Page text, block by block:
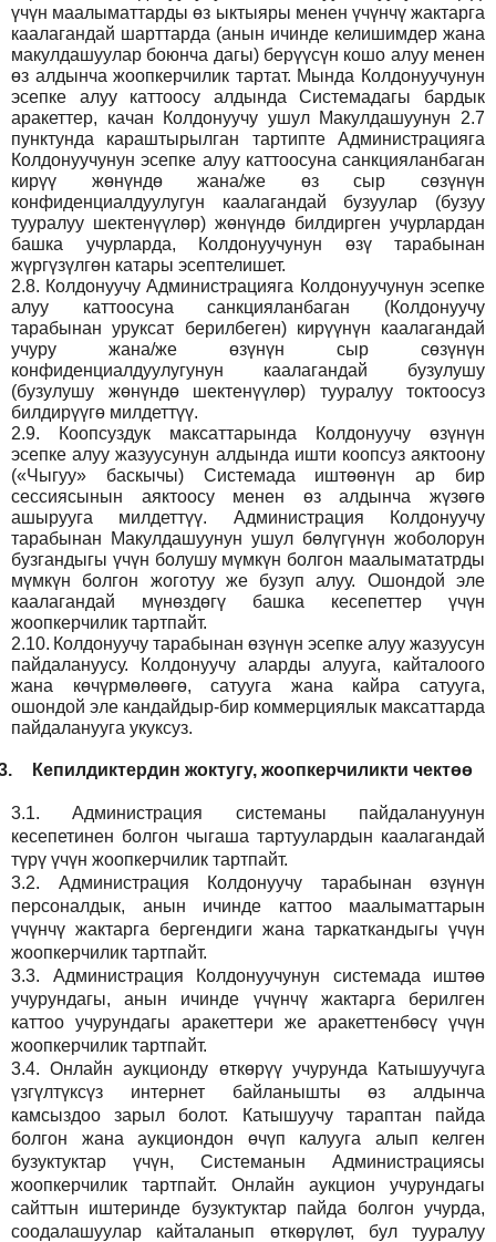
үчүн маалыматтарды өз ыктыяры менен үчүнчү жактарга
каалагандай шарттарда (анын ичинде келишимдер жана
макулдашуулар боюнча дагы) берүүсүн кошо алуу менен
өз алдынча жоопкерчилик тартат. Мында Колдонуучунун
эсепке алуу каттоосу алдында Системадагы бардык
аракеттер, качан Колдонуучу ушул Макулдашуунун 2.7
пунктунда караштырылган тартипте Администрацияга
Колдонуучунун эсепке алуу каттоосуна санкцияланбаган
кирүү жөнүндө жана/же өз сыр сөзүнүн
конфиденциалдуулугун каалагандай бузуулар (бузуу
тууралуу шектенүүлөр) жөнүндө билдирген учурлардан
башка учурларда, Колдонуучунун өзү тарабынан
жүргүзүлгөн катары эсептелишет.
2.8. Колдонуучу Администрацияга Колдонуучунун эсепке
алуу каттоосуна санкцияланбаган (Колдонуучу
тарабынан уруксат берилбеген) кирүүнүн каалагандай
учуру жана/же өзүнүн сыр сөзүнүн
конфиденциалдуулугунун каалагандай бузулушу
(бузулушу жөнүндө шектенүүлөр) тууралуу токтоосуз
билдирүүгө милдеттүү.
2.9.
Коопсуздук максаттарында Колдонуучу өзүнүн
эсепке алуу жазуусунун алдында ишти коопсуз аяктоону
(«Чыгуу» баскычы) Системада иштөөнүн ар бир
сессиясынын аяктоосу менен өз алдынча жүзөгө
ашырууга милдеттүү. Администрация Колдонуучу
тарабынан Макулдашуунун ушул бөлүгүнүн жоболорун
бузгандыгы үчүн болушу мүмкүн болгон маалымататрды
мүмкүн болгон жоготуу же бузуп алуу. Ошондой эле
каалагандай мүнөздөгү башка кесепеттер үчүн
жоопкерчилик тартпайт.
2.10. Колдонуучу тарабынан өзүнүн эсепке алуу жазуусун
пайдалануусу. Колдонуучу аларды алууга, кайталоого
жана көчүрмөлөөгө, сатууга жана кайра сатууга,
ошондой эле кандайдыр-бир коммерциялык максаттарда
пайдаланууга укуксуз.
Кепилдиктердин жоктугу, жоопкерчиликти чектөө
3.1.Администрация системаны пайдалануунун
кесепетинен болгон чыгаша тартуулардын каалагандай
түрү үчүн жоопкерчилик тартпайт.
3.2. Администрация
Колдонуучу тарабынан өзүнүн
персоналдык, анын ичинде каттоо маалыматтарын
үчүнчү жактарга бергендиги жана таркаткандыгы үчүн
жоопкерчилик тартпайт.
3.3. Администрация Колдонуучунун системада иштөө
учурундагы, анын ичинде үчүнчү жактарга берилген
каттоо учурундагы аракеттери же аракеттенбөсү үчүн
жоопкерчилик тартпайт.
3.4.Онлайн аукционду өткөрүү учурунда Катышуучуга
үзгүлтүксүз интернет байланышты өз алдынча
камсыздоозарыл болот.
Катышуучу тараптан пайда
болгон жана аукциондон өчүп калууга алып келген
бузуктуктар үчүн, Системанын Администрациясы
жоопкерчилик тартпайт. Онлайн аукцион учурундагы
сайттын иштеринде бузуктуктар пайда болгон учурда,
соодалашуулар кайталанып өткөрүлөт, бул тууралуу